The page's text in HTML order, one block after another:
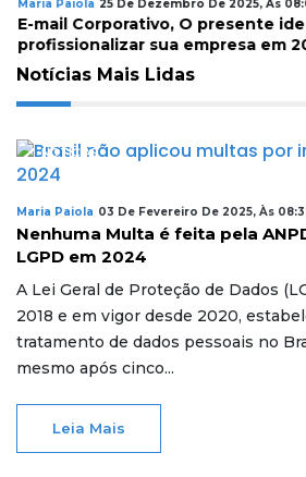
Maria Paiola 25 De Dezembro De 2025, Às
E-mail Corporativo, O presente
profissionalizar sua empresa em
Notícias Mais Lidas
NOTÍCIAS
Maria Paiola 03 De Fevereiro De 2025, Às
Nenhuma Multa é feita pela
LGPD em 2024
A Lei Geral de Proteção de Dados
2018 e em vigor desde 2020,
tratamento de dados pessoais no
mesmo após cinco...
Leia Mais